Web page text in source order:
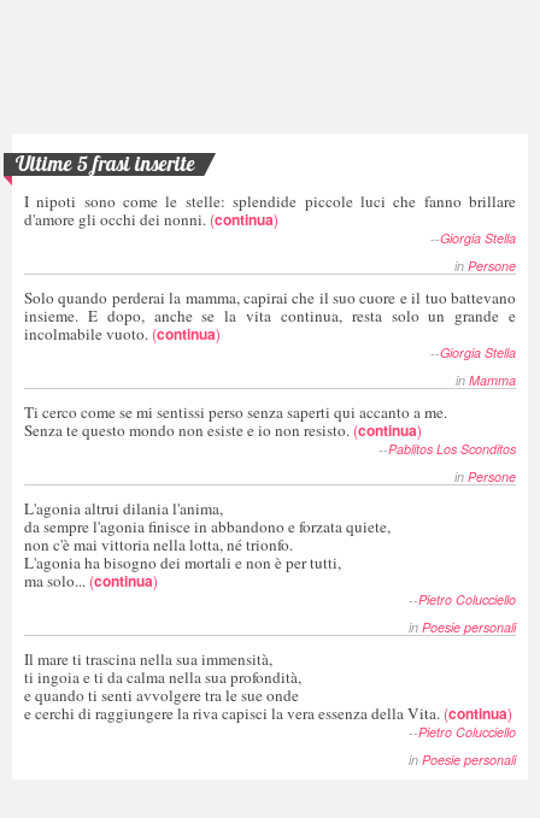
Ultime 5 frasi inserite
I nipoti sono come le stelle: splendide piccole luci che fanno brillare
d'amore gli occhi dei nonni. (continua)
--Giorgia Stella
in Persone
Solo quando perderai la mamma, capirai che il suo cuore e il tuo battevano
insieme. E dopo, anche se la vita continua, resta solo un grande e
incolmabile vuoto. (continua)
--Giorgia Stella
in Mamma
Ti cerco come se mi sentissi perso senza saperti qui accanto a me.
Senza te questo mondo non esiste e io non resisto. (continua)
--Pablitos Los Sconditos
in Persone
L'agonia altrui dilania l'anima,
da sempre l'agonia finisce in abbandono e forzata quiete,
non c'è mai vittoria nella lotta, né trionfo.
L'agonia ha bisogno dei mortali e non è per tutti,
ma solo... (continua)
--Pietro Colucciello
in Poesie personali
Il mare ti trascina nella sua immensità,
ti ingoia e ti da calma nella sua profondità,
e quando ti senti avvolgere tra le sue onde
e cerchi di raggiungere la riva capisci la vera essenza della Vita. (continua)
--Pietro Colucciello
in Poesie personali